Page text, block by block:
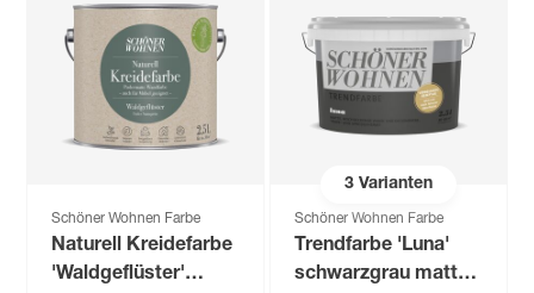
Schöner Wohnen Farbe
Naturell Kreidefarbe
'Waldgeflüster'
3Varianten
Schöner Wohnen Farbe
Trendfarbe 'Luna'
schwarzgrau matt